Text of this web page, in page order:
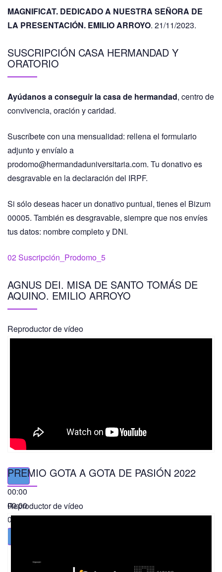
MAGNIFICAT. DEDICADO A NUESTRA SEÑORA DE
LA PRESENTACIÓN. EMILIO ARROYO. 21/11/2023.
SUSCRIPCIÓN CASA HERMANDAD Y
ORATORIO
Ayúdanos a conseguir la casa de hermandad, centro de
convivencia, oración y caridad.
Suscríbete con una mensualidad: rellena el formulario
adjunto y envíalo a
prodomo@hermandaduniversitaria.com. Tu donativo es
desgravable en la declaración del IRPF.
Si sólo deseas hacer un donativo puntual, tienes el Bizum
00005. También es desgravable, siempre que nos envíes
tus datos: nombre completo y DNI.
02 Suscripción_Prodomo_5
AGNUS DEI. MISA DE SANTO TOMÁS DE
AQUINO. EMILIO ARROYO
Reproductor de vídeo
00:00
00:00
01:49
PREMIO GOTA A GOTA DE PASIÓN 2022
Reproductor de vídeo